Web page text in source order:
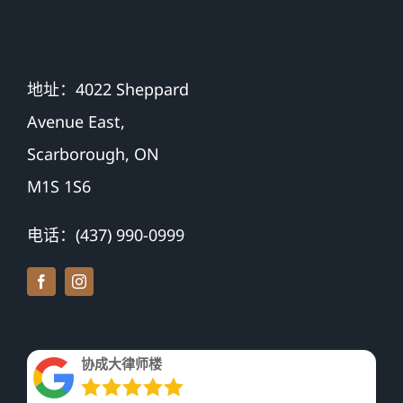
地址：4022 Sheppard
Avenue East,
Scarborough, ON
M1S 1S6
电话：(437) 990-0999
协成大律师楼